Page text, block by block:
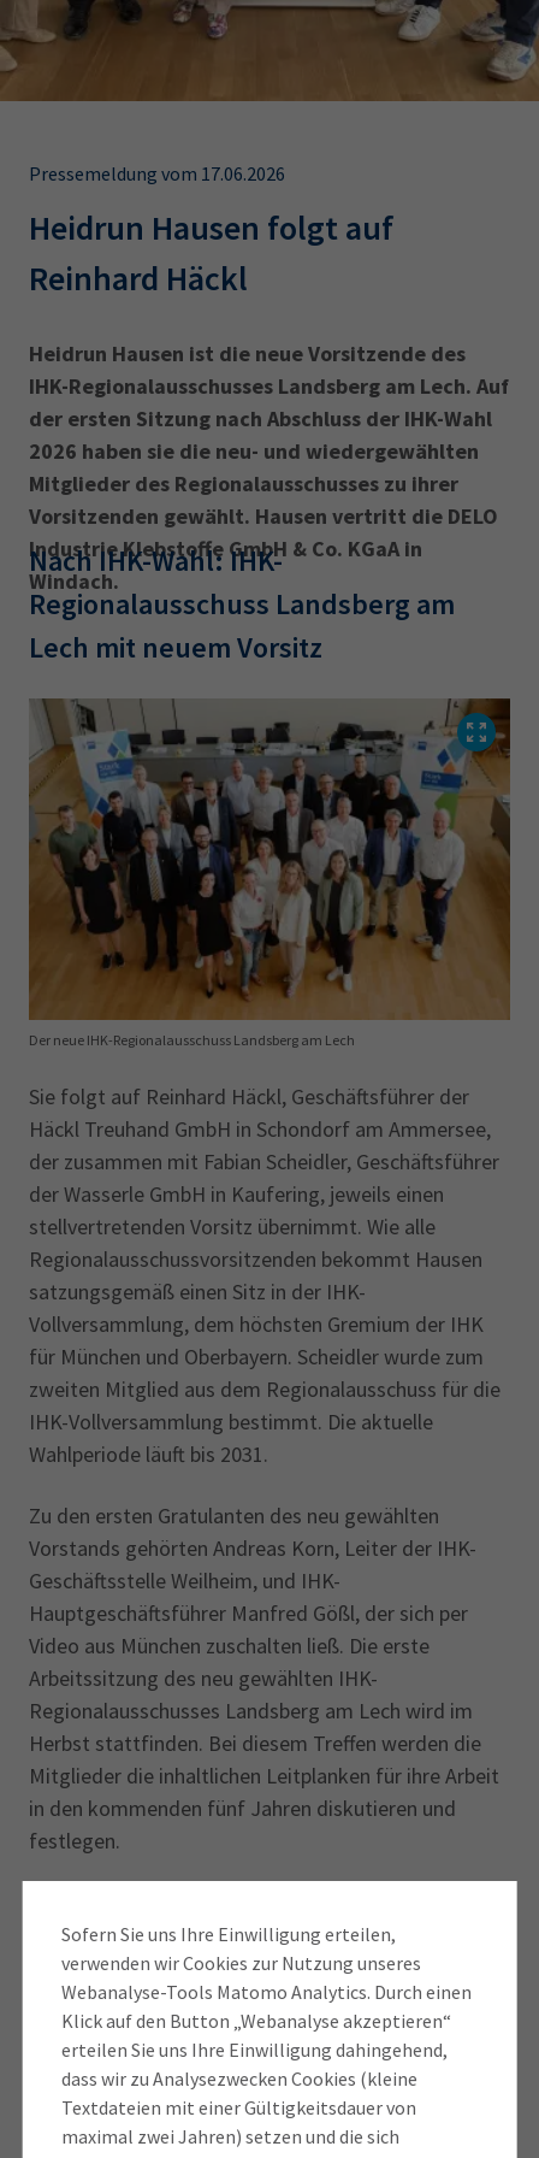
Leichte Sprache
IHK regional
Karriere
Presse
EN
IHK Akademie
Magazin Log-in
AdA
34d
Prüfungstermine
Sachkundeprüfung
Berichtsheft
AEVO
Sofern Sie uns Ihre Einwilligung erteilen,
verwenden wir Cookies zur Nutzung unseres
Webanalyse-Tools Matomo Analytics. Durch einen
Klick auf den Button „Webanalyse akzeptieren“
erteilen Sie uns Ihre Einwilligung dahingehend,
dass wir zu Analysezwecken Cookies (kleine
Textdateien mit einer Gültigkeitsdauer von
maximal zwei Jahren) setzen und die sich
Pressemeldung vom 17.06.2026
Heidrun Hausen folgt auf
Reinhard Häckl
Heidrun Hausen ist die neue Vorsitzende des
IHK-Regionalausschusses Landsberg am Lech. Auf
der ersten Sitzung nach Abschluss der IHK-Wahl
2026 haben sie die neu- und wiedergewählten
Mitglieder des Regionalausschusses zu ihrer
Vorsitzenden gewählt. Hausen vertritt die DELO
Industrie Klebstoffe GmbH & Co. KGaA in
Windach.
Nach IHK-Wahl: IHK-
Regionalausschuss Landsberg am
Lech mit neuem Vorsitz
Der neue IHK-Regionalausschuss Landsberg am Lech
Sie folgt auf Reinhard Häckl, Geschäftsführer der
Häckl Treuhand GmbH in Schondorf am Ammersee,
der zusammen mit Fabian Scheidler, Geschäftsführer
der Wasserle GmbH in Kaufering, jeweils einen
stellvertretenden Vorsitz übernimmt. Wie alle
Regionalausschussvorsitzenden bekommt Hausen
satzungsgemäß einen Sitz in der IHK-
Vollversammlung, dem höchsten Gremium der IHK
für München und Oberbayern. Scheidler wurde zum
zweiten Mitglied aus dem Regionalausschuss für die
IHK-Vollversammlung bestimmt. Die aktuelle
Wahlperiode läuft bis 2031.
Zu den ersten Gratulanten des neu gewählten
Vorstands gehörten Andreas Korn, Leiter der IHK-
Geschäftsstelle Weilheim, und IHK-
Hauptgeschäftsführer Manfred Gößl, der sich per
Video aus München zuschalten ließ. Die erste
Arbeitssitzung des neu gewählten IHK-
Regionalausschusses Landsberg am Lech wird im
Herbst stattfinden. Bei diesem Treffen werden die
Mitglieder die inhaltlichen Leitplanken für ihre Arbeit
in den kommenden fünf Jahren diskutieren und
festlegen.
Lech zwischen dem 13. April und 11. Mai über 10.000
Unternehmen aufgerufen, die 17 Sitze im IHK-
Regionalausschuss zu vergeben. Neun Kandidierende
zogen erstmals in den Ausschuss ein. Acht bisherige
Mitglieder, die erneut kandidiert hatten, wurden
wiedergewählt. Um die Wirtschaftsstruktur der
Region repräsentativ abzubilden, kommen vier